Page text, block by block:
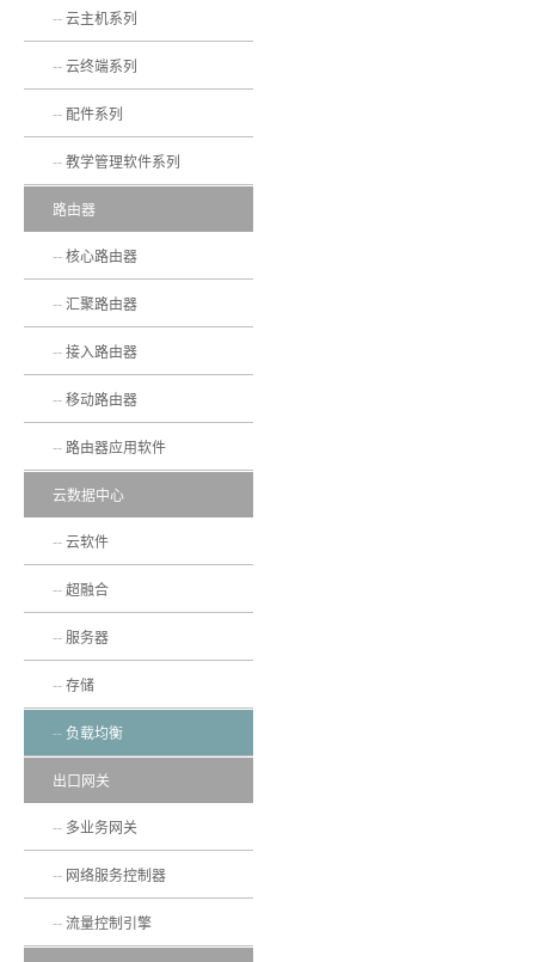
云主机系列
云终端系列
配件系列
教学管理软件系列
路由器
核心路由器
汇聚路由器
接入路由器
移动路由器
路由器应用软件
云数据中心
云软件
超融合
服务器
存储
负载均衡
出口网关
多业务网关
网络服务控制器
流量控制引擎